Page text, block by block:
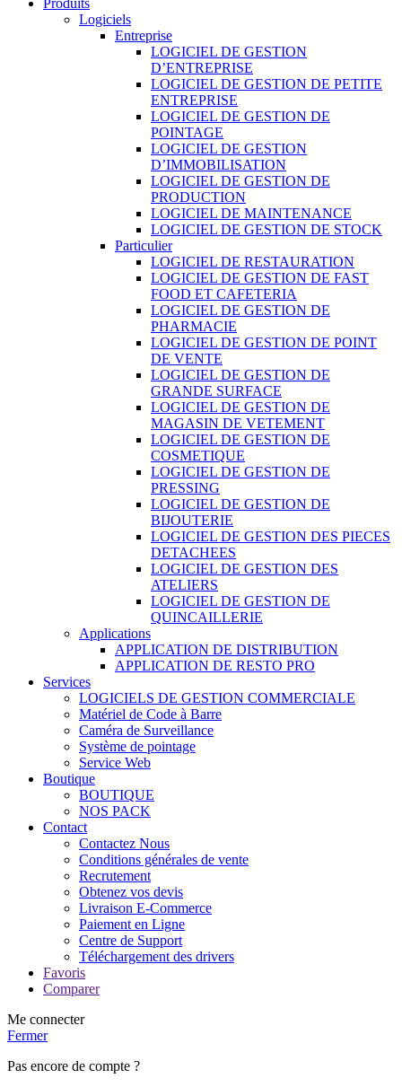
Produits
Logiciels
Entreprise
LOGICIEL DE GESTION
D’ENTREPRISE
LOGICIEL DE GESTION DE PETITE
ENTREPRISE
LOGICIEL DE GESTION DE
POINTAGE
LOGICIEL DE GESTION
D’IMMOBILISATION
LOGICIEL DE GESTION DE
PRODUCTION
LOGICIEL DE MAINTENANCE
LOGICIEL DE GESTION DE STOCK
Particulier
LOGICIEL DE RESTAURATION
LOGICIEL DE GESTION DE FAST
FOOD ET CAFETERIA
LOGICIEL DE GESTION DE
PHARMACIE
LOGICIEL DE GESTION DE POINT
DE VENTE
LOGICIEL DE GESTION DE
GRANDE SURFACE
LOGICIEL DE GESTION DE
MAGASIN DE VETEMENT
LOGICIEL DE GESTION DE
COSMETIQUE
LOGICIEL DE GESTION DE
PRESSING
LOGICIEL DE GESTION DE
BIJOUTERIE
LOGICIEL DE GESTION DES PIECES
DETACHEES
LOGICIEL DE GESTION DES
ATELIERS
LOGICIEL DE GESTION DE
QUINCAILLERIE
Applications
APPLICATION DE DISTRIBUTION
APPLICATION DE RESTO PRO
Services
LOGICIELS DE GESTION COMMERCIALE
Matériel de Code à Barre
Caméra de Surveillance
Système de pointage
Service Web
Boutique
BOUTIQUE
NOS PACK
Contact
Contactez Nous
Conditions générales de vente
Recrutement
Obtenez vos devis
Livraison E-Commerce
Paiement en Ligne
Centre de Support
Téléchargement des drivers
Favoris
Comparer
Me connecter
Fermer
Pas encore de compte ?